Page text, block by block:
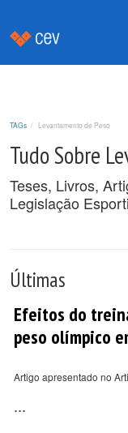
TAGs Levantamento de Peso
Tudo Sobre
Teses, Livros,
Legislação
Últimas
Efeitos do
peso olímpico
Artigo apresentado no
...